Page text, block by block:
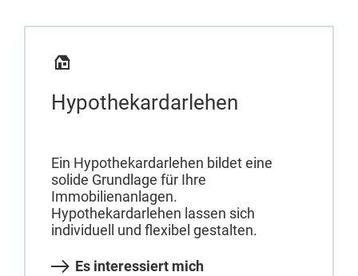
Hypothekardarlehen
Ein Hypothekardarlehen bildet eine
solide Grundlage für Ihre
Immobilienanlagen.
Hypothekardarlehen lassen sich
individuell und flexibel gestalten.
Es interessiert mich